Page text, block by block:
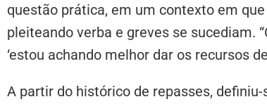
questão prática, em um contexto em
pleiteando verba e greves se sucediam.
‘estou achando melhor dar os recursos
A partir do histórico de repasses,